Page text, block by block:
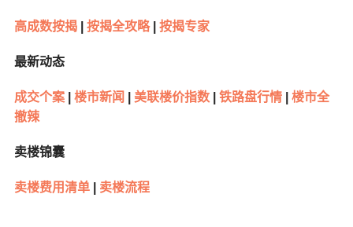
高成数按揭| 按揭全攻略| 按揭专家
最新动态
成交个案| 楼市新闻 美联楼价指数| 铁路盘行情|
楼市全
撤辣
卖楼锦囊
卖楼费用清单| 卖楼流程